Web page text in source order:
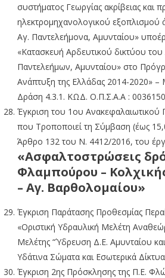
συστήματος Γεωργίας ακρίβειας και
ηλεκτρομηχανολογικού
Αγ. Παντελεήμονα, Αμυνταίου»
«Κατασκευή Αρδευτικού δικτύου
Παντελεήμων, Αμυνταίου» στο
Ανάπτυξη της Ελλάδας 2014-2020»
Δράση 4.3.1. ΚΩΔ. Ο.Π.Σ.Α.Α :
Έγκριση του 1ου Ανακεφαλαιωτικού
που Τροποποιεί τη Σύμβαση (έως
Άρθρο 132 του Ν. 4412/2016, του
«Ασφαλτοστρώσεις
Φλαμπούρου –
– Αγ. Βαρθολομαίου»
Έγκριση Παράτασης Προθεσμίας
«Οριστική Υδραυλική Μελέτη
Μελέτης “Ύδρευση Δ.Ε. Αμυνταίου
Υδάτινα Σώματα και Εσωτερικά Δίκτυα
Έγκριση 2ης Πρόσκλησης της Π.Ε.